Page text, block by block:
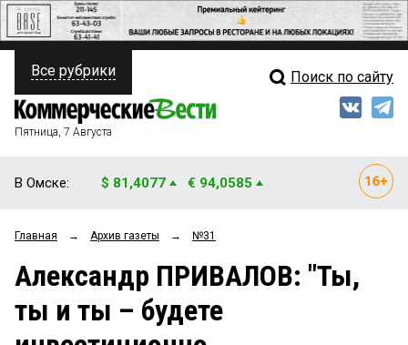
ПОЛИТИКА
ФИНАНСЫ
ОБЩЕСТВО
ЗАКОН
НОВОСТИ КОМПАНИЙ
Свежий выпуск
Рейтинги
Все рубрики Поиск по сайту
Пятница, 7 Августа
В Омске: $ 81,4077 € 94,0585
Главная → Архив газеты → №31
Александр ПРИВАЛОВ: "Ты,
ты и ты – будете